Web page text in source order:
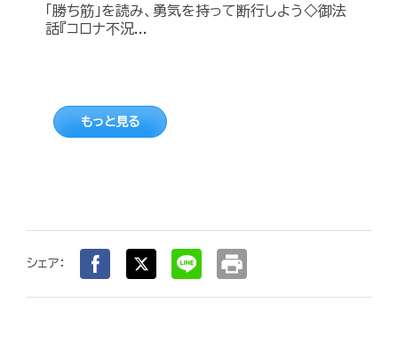
「勝ち筋」を読み、勇気を持って断行しよう◇御法
話『コロナ不況...
もっと見る
シェア： print